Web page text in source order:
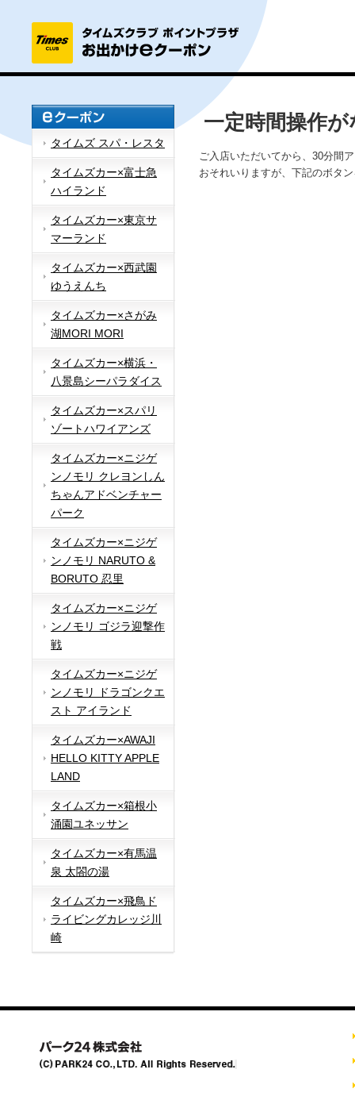
タイムズ スパ・レスタ
タイムズカー×富士急
ハイランド
タイムズカー×東京サ
マーランド
タイムズカー×西武園
ゆうえんち
タイムズカー×さがみ
湖MORI MORI
タイムズカー×横浜・
八景島シーパラダイス
タイムズカー×スパリ
ゾートハワイアンズ
タイムズカー×ニジゲ
ンノモリ クレヨンしん
ちゃんアドベンチャー
パーク
タイムズカー×ニジゲ
ンノモリ NARUTO &
BORUTO 忍里
タイムズカー×ニジゲ
ンノモリ ゴジラ迎撃作
戦
タイムズカー×ニジゲ
ンノモリ ドラゴンクエ
スト アイランド
タイムズカー×AWAJI
HELLO KITTY APPLE
LAND
タイムズカー×箱根小
涌園ユネッサン
タイムズカー×有馬温
泉 太閤の湯
タイムズカー×飛鳥ド
ライビングカレッジ川
崎
一定時間操作
ご入店いただいてから、30分間
おそれいりますが、下記のボタ